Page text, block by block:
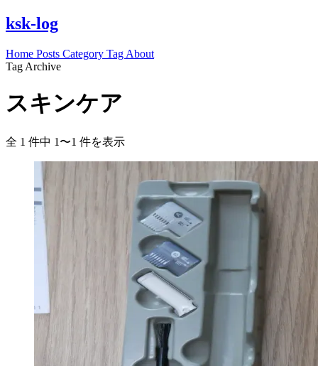
ksk-log
Home Posts Category Tag About
Tag Archive
スキンケア
全 1 件中 1〜1 件を表示